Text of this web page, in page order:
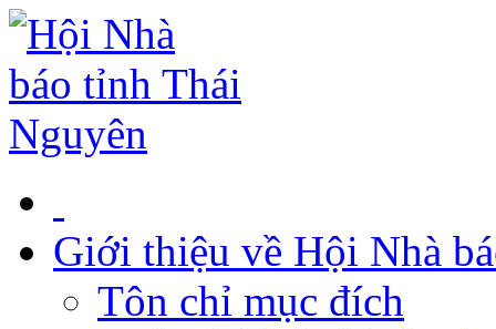
Giới thiệu về Hội Nhà
Tôn chỉ mục đích